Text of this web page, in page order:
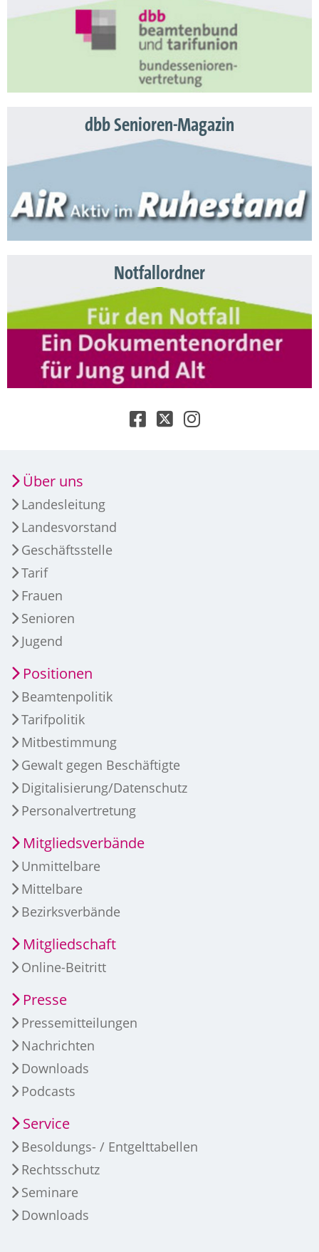
dbb Senioren-Magazin
Notfallordner
Über uns
Landesleitung
Landesvorstand
Geschäftsstelle
Tarif
Frauen
Senioren
Jugend
Positionen
Beamtenpolitik
Tarifpolitik
Mitbestimmung
Gewalt gegen Beschäftigte
Digitalisierung/Datenschutz
Personalvertretung
Mitgliedsverbände
Unmittelbare
Mittelbare
Bezirksverbände
Mitgliedschaft
Online-Beitritt
Presse
Pressemitteilungen
Nachrichten
Downloads
Podcasts
Service
Besoldungs- / Entgelttabellen
Rechtsschutz
Seminare
Downloads